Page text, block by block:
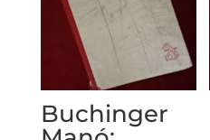
Buchinger